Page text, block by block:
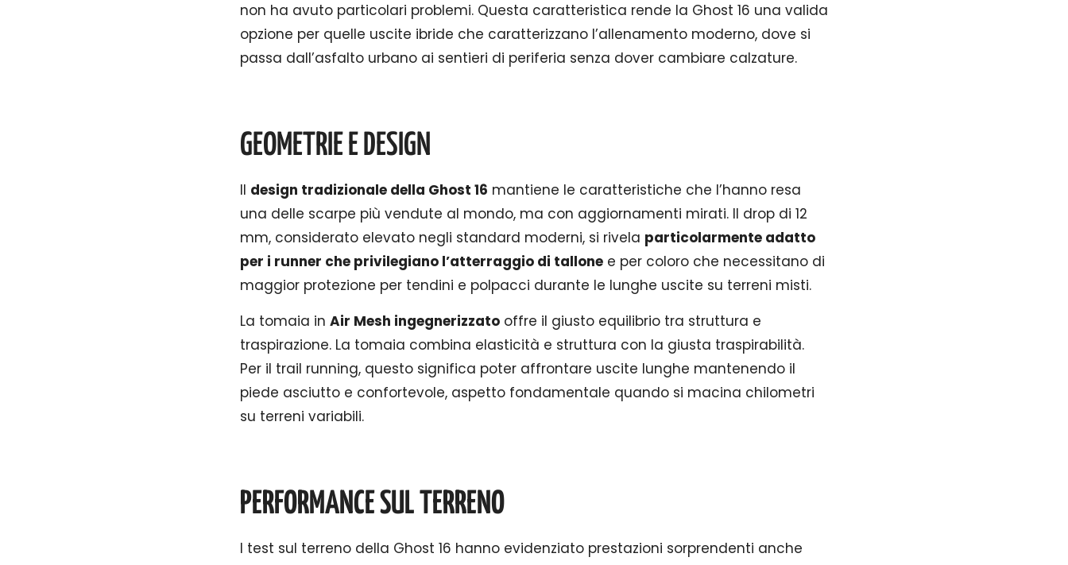
non ha avuto particolari problemi. Questa caratteristica rende la Ghost 16 una valida
opzione per quelle uscite ibride che caratterizzano l’allenamento moderno, dove si
passa dall’asfalto urbano ai sentieri di periferia senza dover cambiare calzature.
GEOMETRIE E DESIGN
Il design tradizionale della Ghost 16 mantiene le caratteristiche che l’hanno resa
una delle scarpe più vendute al mondo, ma con aggiornamenti mirati. Il drop di 12
mm, considerato elevato negli standard moderni, si rivela particolarmente adatto
per i runner che privilegiano l’atterraggio di tallone e per coloro che necessitano di
maggior protezione per tendini e polpacci durante le lunghe uscite su terreni misti.
La tomaia in Air Mesh ingegnerizzato offre il giusto equilibrio tra struttura e
traspirazione. La tomaia combina elasticità e struttura con la giusta traspirabilità.
Per il trail running, questo significa poter affrontare uscite lunghe mantenendo il
piede asciutto e confortevole, aspetto fondamentale quando si macina chilometri
su terreni variabili.
PERFORMANCE SUL TERRENO
I test sul terreno della Ghost 16 hanno evidenziato prestazioni sorprendenti anche